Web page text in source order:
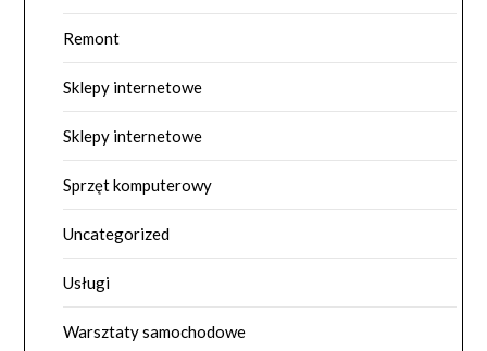
Remont
Sklepy internetowe
Sklepy internetowe
Sprzęt komputerowy
Uncategorized
Usługi
Warsztaty samochodowe